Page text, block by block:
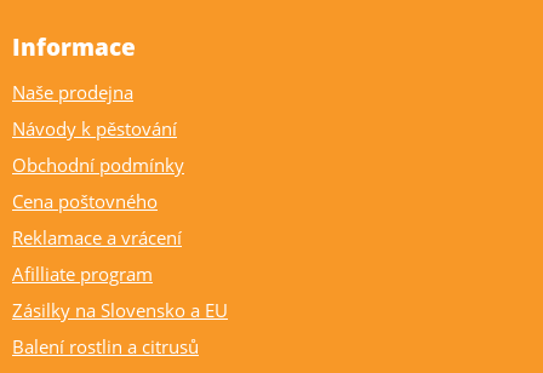
Informace
Naše prodejna
Návody k pěstování
Obchodní podmínky
Cena poštovného
Reklamace a vrácení
Afilliate program
Zásilky na Slovensko a EU
Balení rostlin a citrusů